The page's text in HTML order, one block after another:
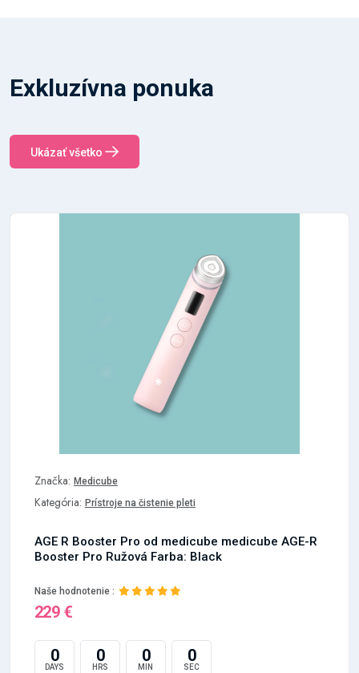
Exkluzívna ponuka
Ukázať všetko
Značka: Medicube
Kategória: Prístroje na čistenie pleti
AGE R Booster Pro od medicube medicube AGE-R
Booster Pro Ružová Farba: Black
Naše hodnotenie :
229 €
0
DAYS
0
HRS
0
MIN
0
SEC